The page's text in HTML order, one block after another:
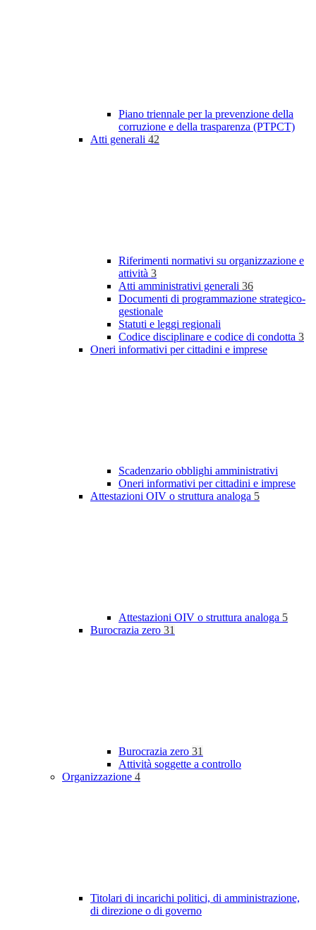
Piano triennale per la prevenzione della
corruzione e della trasparenza (PTPCT)
Atti generali 42
Riferimenti normativi su organizzazione e
attività 3
Atti amministrativi generali 36
Documenti di programmazione strategico-
gestionale
Statuti e leggi regionali
Codice disciplinare e codice di condotta 3
Oneri informativi per cittadini e imprese
Scadenzario obblighi amministrativi
Oneri informativi per cittadini e imprese
Attestazioni OIV o struttura analoga 5
Attestazioni OIV o struttura analoga 5
Burocrazia zero 31
Burocrazia zero 31
Attività soggette a controllo
Organizzazione 4
Titolari di incarichi politici, di amministrazione,
di direzione o di governo